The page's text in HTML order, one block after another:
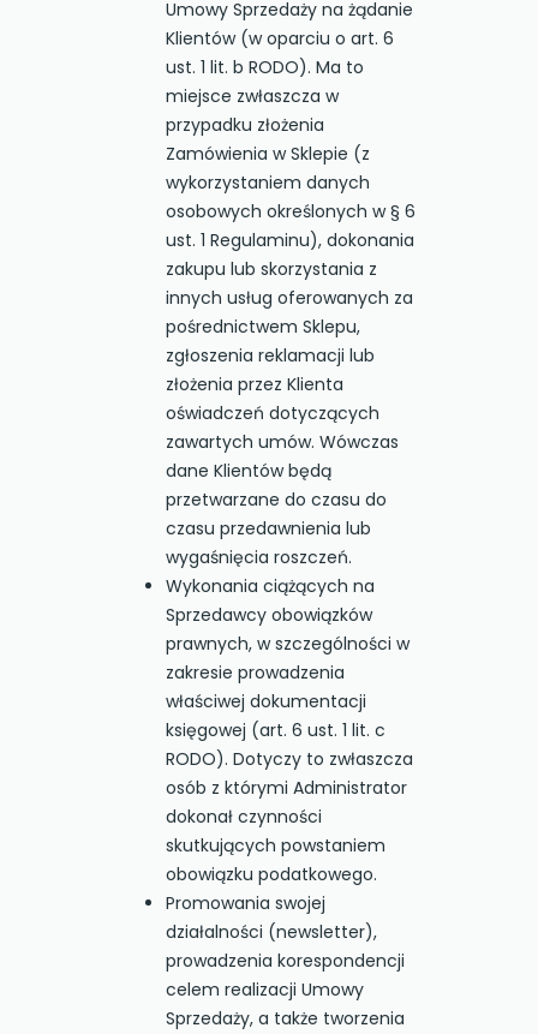
Umowy Sprzedaży na żądanie
Klientów (w oparciu o art. 6
ust. 1 lit. b RODO). Ma to
miejsce zwłaszcza w
przypadku złożenia
Zamówienia w Sklepie (z
wykorzystaniem danych
osobowych określonych w § 6
ust. 1 Regulaminu), dokonania
zakupu lub skorzystania z
innych usług oferowanych za
pośrednictwem Sklepu,
zgłoszenia reklamacji lub
złożenia przez Klienta
oświadczeń dotyczących
zawartych umów. Wówczas
dane Klientów będą
przetwarzane do czasu do
czasu przedawnienia lub
wygaśnięcia roszczeń.
Wykonania ciążących na
Sprzedawcy obowiązków
prawnych, w szczególności w
zakresie prowadzenia
właściwej dokumentacji
księgowej (art. 6 ust. 1 lit. c
RODO). Dotyczy to zwłaszcza
osób z którymi Administrator
dokonał czynności
skutkujących powstaniem
obowiązku podatkowego.
Promowania swojej
działalności (newsletter),
prowadzenia korespondencji
celem realizacji Umowy
Sprzedaży, a także tworzenia